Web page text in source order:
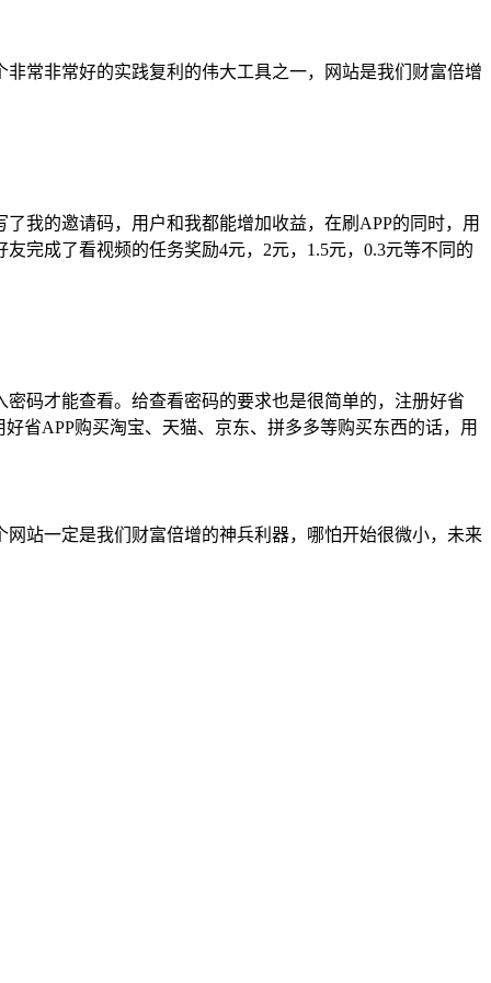
常非常好的实践复利的伟大工具之一，网站是我们财富倍增
我的邀请码，用户和我都能增加收益，在刷APP的同时，用
完成了看视频的任务奖励4元，2元，1.5元，0.3元等不同的
码才能查看。给查看密码的要求也是很简单的，注册好省
省APP购买淘宝、天猫、京东、拼多多等购买东西的话，用
站一定是我们财富倍增的神兵利器，哪怕开始很微小，未来